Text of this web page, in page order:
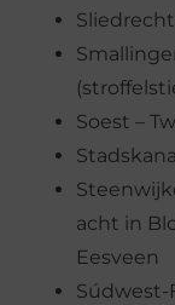
Soest –
acht in
Eesveen
Súdwest-